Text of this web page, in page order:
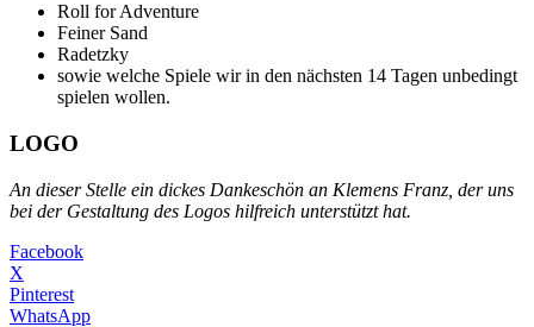
Roll for Adventure
Feiner Sand
Radetzky
sowie welche Spiele wir in den nächsten 14 Tagen unbedingt
spielen wollen.
LOGO
An dieser Stelle ein dickes Dankeschön an Klemens Franz, der uns
bei der Gestaltung des Logos hilfreich unterstützt hat.
Facebook
X
Pinterest
WhatsApp